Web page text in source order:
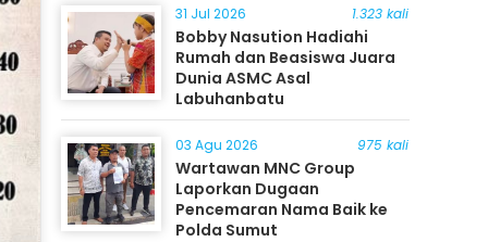
31 Jul 2026 1.323 kali
Bobby Nasution Hadiahi
Rumah dan Beasiswa Juara
Dunia ASMC Asal
Labuhanbatu
03 Agu 2026 975 kali
Wartawan MNC Group
Laporkan Dugaan
Pencemaran Nama Baik ke
Polda Sumut